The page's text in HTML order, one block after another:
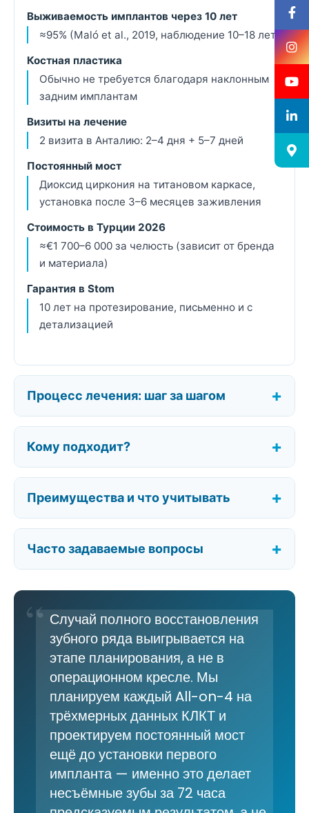
Выживаемость имплантов через 10 лет
≈95% (Maló et al., 2019, наблюдение 10–18 лет)
Костная пластика
Обычно не требуется благодаря наклонным
задним имплантам
Визиты на лечение
2 визита в Анталию: 2–4 дня + 5–7 дней
Постоянный мост
Диоксид циркония на титановом каркасе,
установка после 3–6 месяцев заживления
Стоимость в Турции 2026
≈€1 700–6 000 за челюсть (зависит от бренда
и материала)
Гарантия в Stom
10 лет на протезирование, письменно и с
детализацией
Процесс лечения: шаг за шагом
Кому подходит?
Преимущества и что учитывать
Часто задаваемые вопросы
Случай полного восстановления
зубного ряда выигрывается на
этапе планирования, а не в
операционном кресле. Мы
планируем каждый All-on-4 на
трёхмерных данных КЛКТ и
проектируем постоянный мост
ещё до установки первого
импланта — именно это делает
несъёмные зубы за 72 часа